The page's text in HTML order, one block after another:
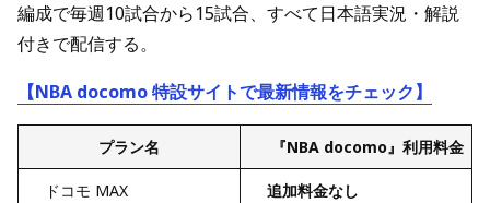
編成で毎週10試合から15試合、すべて日本語実況・解説
付きで配信する。
【NBA docomo 特設サイトで最新情報をチェック】
プラン名 『NBA docomo』利用料金
ドコモ MAX 追加料金なし